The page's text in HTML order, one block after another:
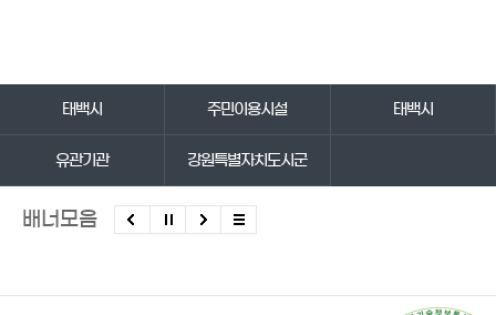
태백시 주민이용시설 태백시
유관기관 강원특별자치도시군
배너모음